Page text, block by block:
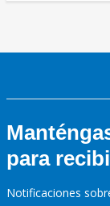
para
Notificaciones